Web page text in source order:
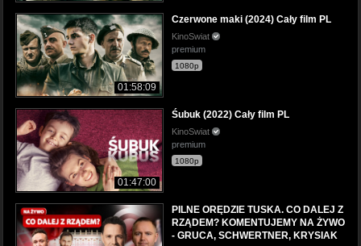
01:58:09
Czerwone maki (2024) Cały film PL
KinoSwiat
premium
1080p
01:47:00
Śubuk (2022) Cały film PL
KinoSwiat
premium
1080p
PILNE ORĘDZIE TUSKA. CO DALEJ Z
RZĄDEM? KOMENTUJEMY NA ŻYWO
- GRUCA, SCHWERTNER, KRYSIAK